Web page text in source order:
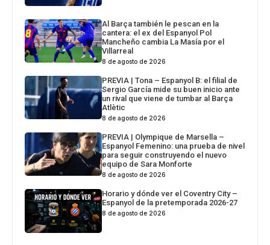
Al Barça también le pescan en la
cantera: el ex del Espanyol Pol
Mancheño cambia La Masía por el
Villarreal
8 de agosto de 2026
PREVIA | Tona – Espanyol B: el filial de
Sergio García mide su buen inicio ante
un rival que viene de tumbar al Barça
Atlètic
8 de agosto de 2026
PREVIA | Olympique de Marsella –
Espanyol Femenino: una prueba de nivel
para seguir construyendo el nuevo
equipo de Sara Monforte
8 de agosto de 2026
Horario y dónde ver el Coventry City –
Espanyol de la pretemporada 2026-27
8 de agosto de 2026